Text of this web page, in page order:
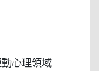
心理領域